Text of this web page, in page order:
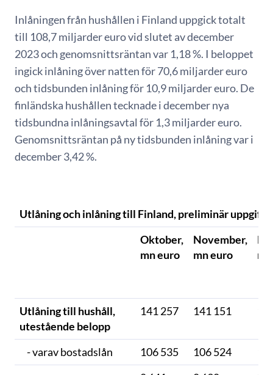
Inlåningen från hushållen i Finland uppgick totalt
till 108,7 miljarder euro vid slutet av december
2023 och genomsnittsräntan var 1,18 %. I beloppet
ingick inlåning över natten för 70,6 miljarder euro
och tidsbunden inlåning för 10,9 miljarder euro. De
finländska hushållen tecknade i december nya
tidsbundna inlåningsavtal för 1,3 miljarder euro.
Genomsnittsräntan på ny tidsbunden inlåning var i
december 3,42 %.
Utlåning och inlåning till Finland, preliminär uppgift*
Oktober,
mn euro
November,
mn euro
Utlåning till hushåll,
utestående belopp
141 257 141 151
- varav bostadslån 106 535 106 524